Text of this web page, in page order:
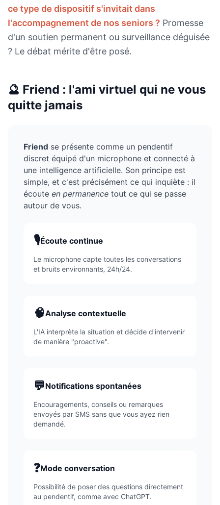
ce type de dispositif s'invitait dans
l'accompagnement de nos seniors ? Promesse
d'un soutien permanent ou surveillance déguisée
? Le débat mérite d'être posé.
🔮 Friend : l'ami virtuel qui ne vous
quitte jamais
Friend se présente comme un pendentif
discret équipé d'un microphone et connecté à
une intelligence artificielle. Son principe est
simple, et c'est précisément ce qui inquiète : il
écoute en permanence tout ce qui se passe
autour de vous.
🎙️Écoute continue
Le microphone capte toutes les conversations
et bruits environnants, 24h/24.
🧠Analyse contextuelle
L'IA interprète la situation et décide d'intervenir
de manière "proactive".
💬Notifications spontanées
Encouragements, conseils ou remarques
envoyés par SMS sans que vous ayez rien
demandé.
❓Mode conversation
Possibilité de poser des questions directement
au pendentif, comme avec ChatGPT.